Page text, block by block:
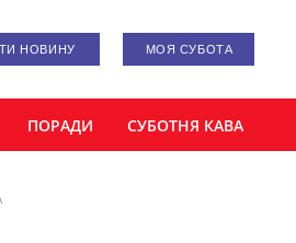
НОВИНУ МОЯ СУБОТА
ПОРАДИ СУБОТНЯ КАВА